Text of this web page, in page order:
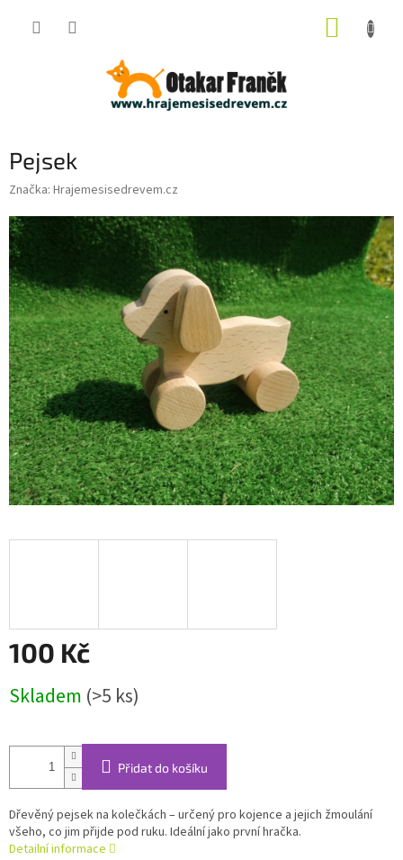
Pejsek
Značka: Hrajemesisedrevem.cz
100 Kč
cena:
Skladem (>5 ks)
Přidat do košíku
Dřevěný pejsek na kolečkách – určený pro kojence a jejich žmoulání
všeho, co jim přijde pod ruku. Ideální jako první hračka.
Detailní informace